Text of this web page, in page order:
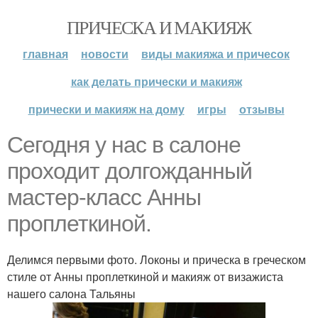
ПРИЧЕСКА И МАКИЯЖ
главная новости
виды макияжа и причесок
как делать прически и макияж
прически и макияж на дому
игры отзывы
Сегодня у нас в салоне
проходит долгожданный
мастер-класс Анны
проплеткиной.
Делимся первыми фото. Локоны и прическа в греческом
стиле от Анны проплеткиной и макияж от визажиста
нашего салона Тальяны